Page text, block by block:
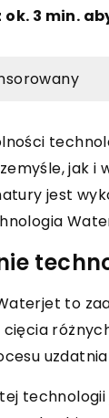
ok. 3 min.
jak i
jest
to